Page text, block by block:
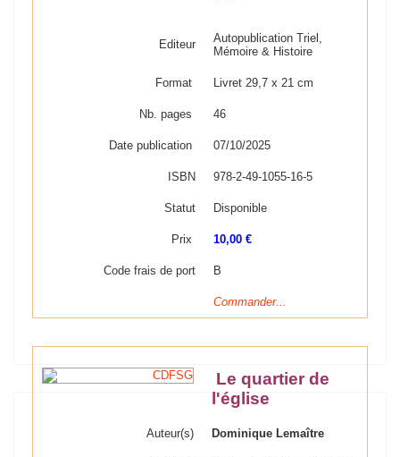
Editeur
Autopublication Triel,
Mémoire & Histoire
Format Livret 29,7 x 21 cm
Nb. pages 46
Date publication 07/10/2025
ISBN 978-2-49-1055-16-5
Statut Disponible
Prix 10,00 €
Code frais de port B
Commander...
Le quartier de
l'église
Auteur(s) Dominique Lemaître